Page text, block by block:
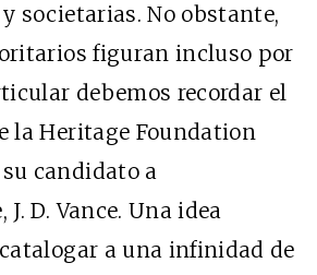
societarias. No obstante,
figuran incluso por
debemos recordar el
la Heritage Foundation
candidato a
D. Vance. Una idea
a una infinidad de